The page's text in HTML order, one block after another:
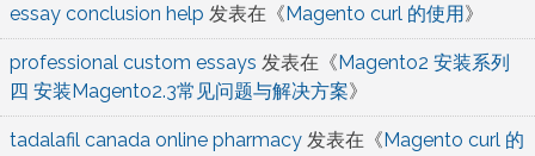
essay conclusion help 发表在《Magento curl 的使用》
professional custom essays 发表在《Magento2 安装系列
四 安装Magento2.3常见问题与解决方案》
tadalafil canada online pharmacy 发表在《Magento curl 的